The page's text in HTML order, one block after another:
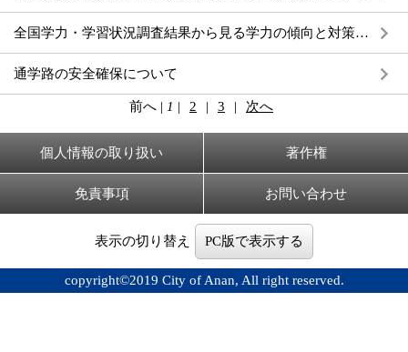
全国学力・学習状況調査結果から見る学力の傾向と対策について
通学路の安全確保について
前へ | 1 | 2 | 3 | 次へ
個人情報の取り扱い 著作権
免責事項 お問い合わせ
表示の切り替え PC版で表示する
copyright©2019 City of Anan, All right reserved.